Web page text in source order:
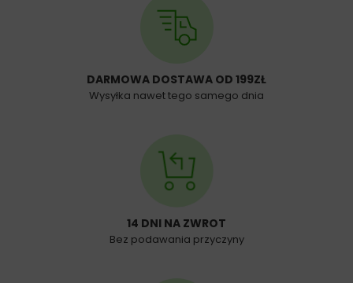
DARMOWA DOSTAWA OD 199ZŁ
Wysyłka nawet tego samego dnia
14 DNI NA ZWROT
Bez podawania przyczyny